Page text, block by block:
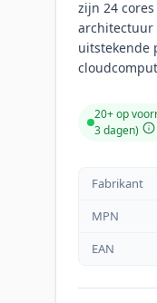
zijn 24
architectuur
uitstekende
20+ op
3 dagen)
Fabrikant
MPN
EAN